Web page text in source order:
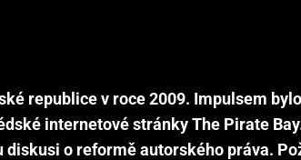
republice v roce 2009. Impulsem bylo
internetové stránky The Pirate
diskusi o reformě autorského práva.